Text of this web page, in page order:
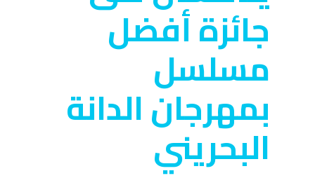
جائزة أفضل
مسلسل
بمهرجان الدانة
البحريني